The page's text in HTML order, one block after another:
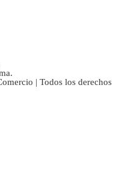
| Todos los derechos